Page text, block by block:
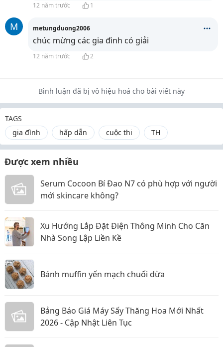
12 năm trước 1
M metungduong2006
chúc mừng các gia đình có giải
12 năm trước 2
Bình luận đã bị vô hiệu hoá cho bài viết này
TAGS
gia đình
hấp dẫn cuộc thi TH
Được xem nhiều
Serum Cocoon Bí Đao N7 có phù hợp với người
mới skincare không?
Xu Hướng Lắp Đặt Điện Thông Minh Cho Căn
Nhà Song Lập Liền Kề
Bánh muffin yến mạch chuối dừa
Bảng Báo Giá Máy Sấy Thăng Hoa Mới Nhất
2026 - Cập Nhật Liên Tục